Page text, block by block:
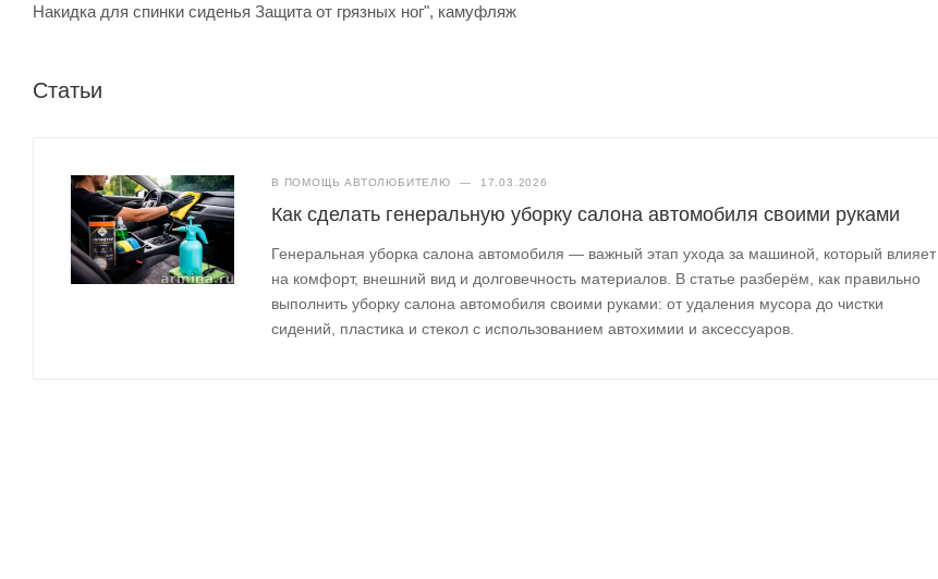
Накидка для спинки сиденья Защита от грязных ног", камуфляж
Статьи
В ПОМОЩЬ АВТОЛЮБИТЕЛЮ — 17.03.2026
Как сделать генеральную уборку салона автомобиля своими руками
Генеральная уборка салона автомобиля — важный этап ухода за машиной, который влияет
на комфорт, внешний вид и долговечность материалов. В статье разберём, как правильно
выполнить уборку салона автомобиля своими руками: от удаления мусора до чистки
сидений, пластика и стекол с использованием автохимии и аксессуаров.